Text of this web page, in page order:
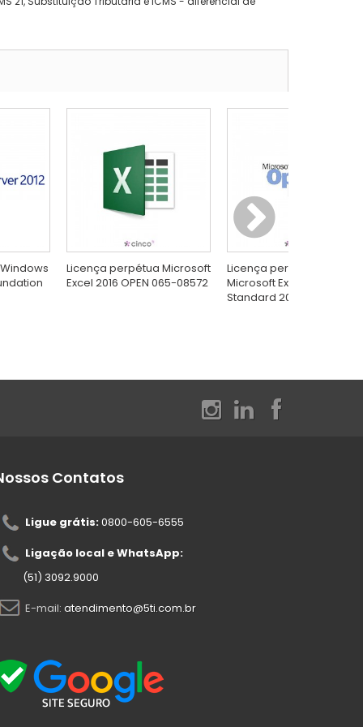
Licença perpétua Microsoft
Excel 2016 OPEN 065-08572
Licença perpétua Open
Microsoft Exchange
Standard 2016 312-04349
Contatos
Ligue grátis:0800-605-6555
Ligação local e WhatsApp:
(51) 3092.9000
E-mail: atendimento@5ti.com.br